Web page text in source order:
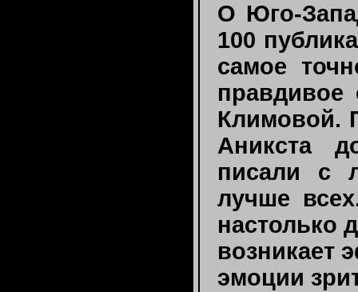
О Юго-
100
самое
правдивое
Климовой.
Аникста
писали с
лучше
настолько
возникает
эмоции